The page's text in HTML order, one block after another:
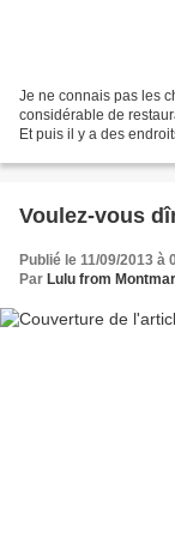
Je ne connais pas les
considérable de
Et puis il y a des
Voulez-vous
Publié le 11/09/2013 à
Par Lulu from